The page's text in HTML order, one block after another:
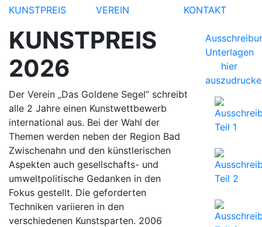
KUNSTPREIS
VEREIN KONTAKT
KUNSTPREIS
2026
Der Verein „Das Goldene Segel“ schreibt
alle 2 Jahre einen Kunstwettbewerb
international aus. Bei der Wahl der
Themen werden neben der Region Bad
Zwischenahn und den künstlerischen
Aspekten auch gesellschafts- und
umweltpolitische Gedanken in den
Fokus gestellt. Die geforderten
Techniken variieren in den
verschiedenen Kunstsparten. 2006
Unterlagen
hier